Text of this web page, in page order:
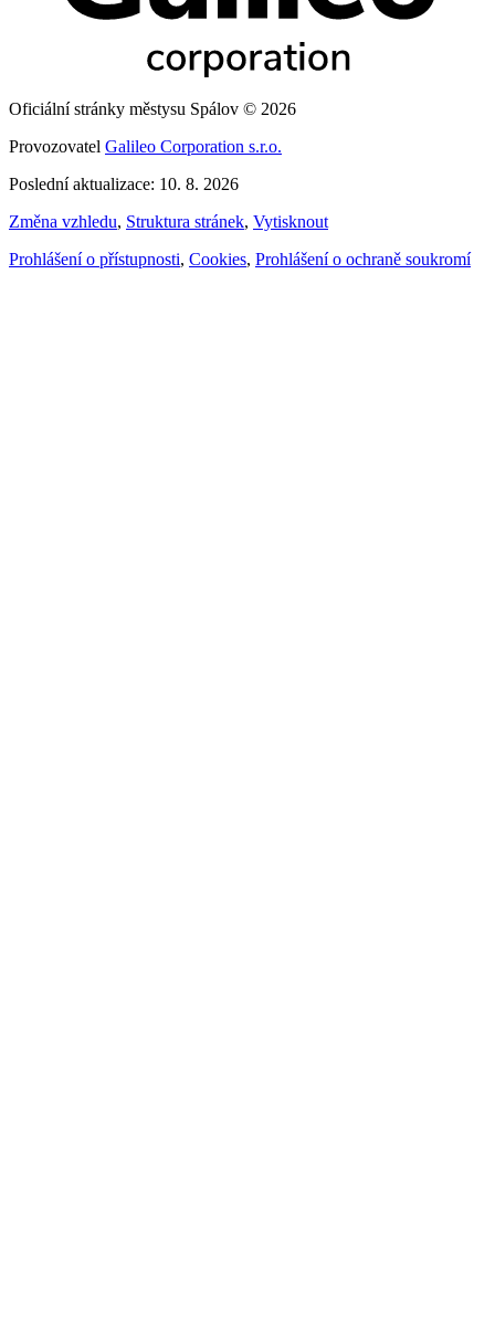
Oficiální stránky městysu Spálov © 2026
Provozovatel Galileo Corporation s.r.o.
Poslední aktualizace: 10. 8. 2026
Změna vzhledu, Struktura stránek, Vytisknout
Prohlášení o přístupnosti, Cookies, Prohlášení o ochraně soukromí